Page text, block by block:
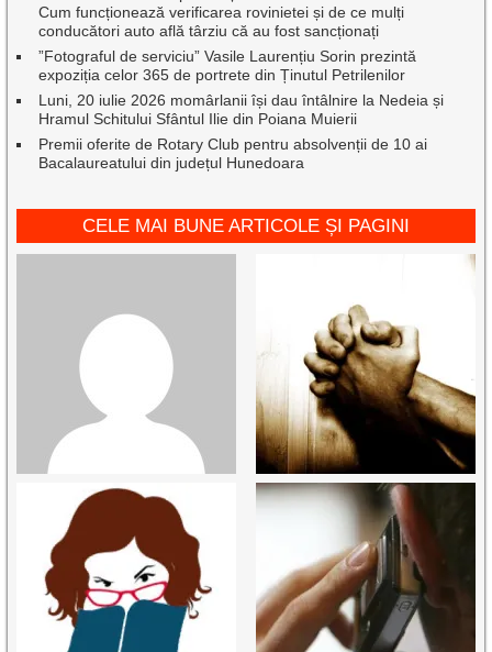
Cum funcționează verificarea rovinietei și de ce mulți
conducători auto află târziu că au fost sancționați
”Fotograful de serviciu” Vasile Laurențiu Sorin prezintă
expoziția celor 365 de portrete din Ținutul Petrilenilor
Luni, 20 iulie 2026 momârlanii își dau întâlnire la Nedeia și
Hramul Schitului Sfântul Ilie din Poiana Muierii
Premii oferite de Rotary Club pentru absolvenții de 10 ai
Bacalaureatului din județul Hunedoara
CELE MAI BUNE ARTICOLE ȘI PAGINI